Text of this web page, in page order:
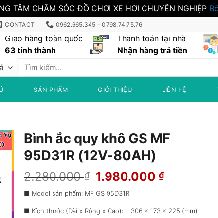
TÂM CHĂM SÓC ĐỒ CHƠI XE HƠI CHUYÊN NGHIỆP
CONTACT 0962.665.345 - 0798.74.75.76
Giao hàng toàn quốc
63 tỉnh thành
Thanh toán tại nhà
Nhận hàng trả tiền
Tìm
SẢN PHẨM GIỚI THIỆU LIÊN HỆ
Bình ắc quy khô GS MF
95D31R (12V-80AH)
2.280.000₫
Giá
gốc
là:
2.280.000 ₫.
1.980.000₫Giá
là:
■ Model sản phẩm: MF GS 95D31R
■ Kích thước (Dài x Rộng x Cao): 306 x 173 x 225 (mm)